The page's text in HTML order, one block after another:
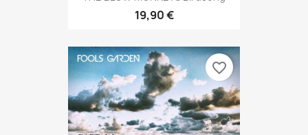
19,90 €
favorite_border